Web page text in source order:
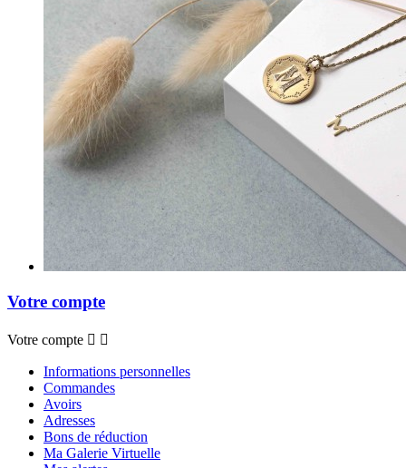
Votre compte
Votre compte  
Informations personnelles
Commandes
Avoirs
Adresses
Bons de réduction
Ma Galerie Virtuelle